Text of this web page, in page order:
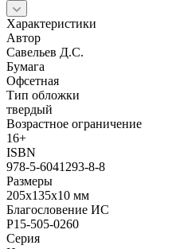
Характеристики
Автор
Савельев Д.С.
Бумага
Офсетная
Тип обложки
твердый
Возрастное ограничение
16+
ISBN
978-5-6041293-8-8
Размеры
205х135х10 мм
Благословение ИС
Р15-505-0260
Серия